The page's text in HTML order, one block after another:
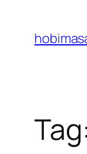
content